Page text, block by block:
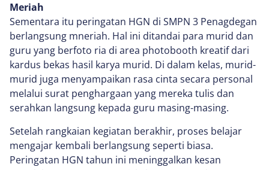
Meriah
Sementara itu peringatan HGN di SMPN 3 Penagdegan
berlangsung mneriah. Hal ini ditandai para murid dan
guru yang berfoto ria di area photobooth kreatif dari
kardus bekas hasil karya murid. Di dalam kelas, murid-
murid juga menyampaikan rasa cinta secara personal
melalui surat penghargaan yang mereka tulis dan
serahkan langsung kepada guru masing-masing.
Setelah rangkaian kegiatan berakhir, proses belajar
mengajar kembali berlangsung seperti biasa.
Peringatan HGN tahun ini meninggalkan kesan